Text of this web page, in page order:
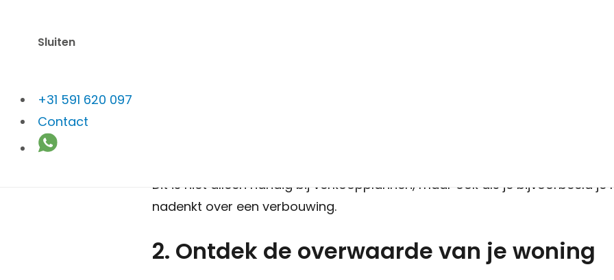
Sluiten
+31 591 620 097
Contact
Dit is niet alleen handig bij verkoopplannen, maar ook als je bijvoorbeeld je
nadenkt over een verbouwing.
2. Ontdek de overwaarde van je woning